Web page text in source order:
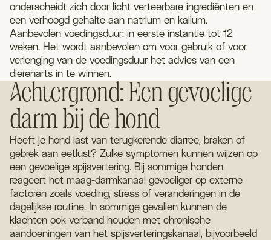
onderscheidt zich door licht verteerbare ingrediënten en
een verhoogd gehalte aan natrium en kalium.
Aanbevolen voedingsduur: in eerste instantie tot 12
weken. Het wordt aanbevolen om voor gebruik of voor
verlenging van de voedingsduur het advies van een
dierenarts in te winnen.
Achtergrond: Een gevoelige
darm bij de hond
Heeft je hond last van terugkerende diarree, braken of
gebrek aan eetlust? Zulke symptomen kunnen wijzen op
een gevoelige spijsvertering. Bij sommige honden
reageert het maag-darmkanaal gevoeliger op externe
factoren zoals voeding, stress of veranderingen in de
dagelijkse routine. In sommige gevallen kunnen de
klachten ook verband houden met chronische
aandoeningen van het spijsverteringskanaal, bijvoorbeeld